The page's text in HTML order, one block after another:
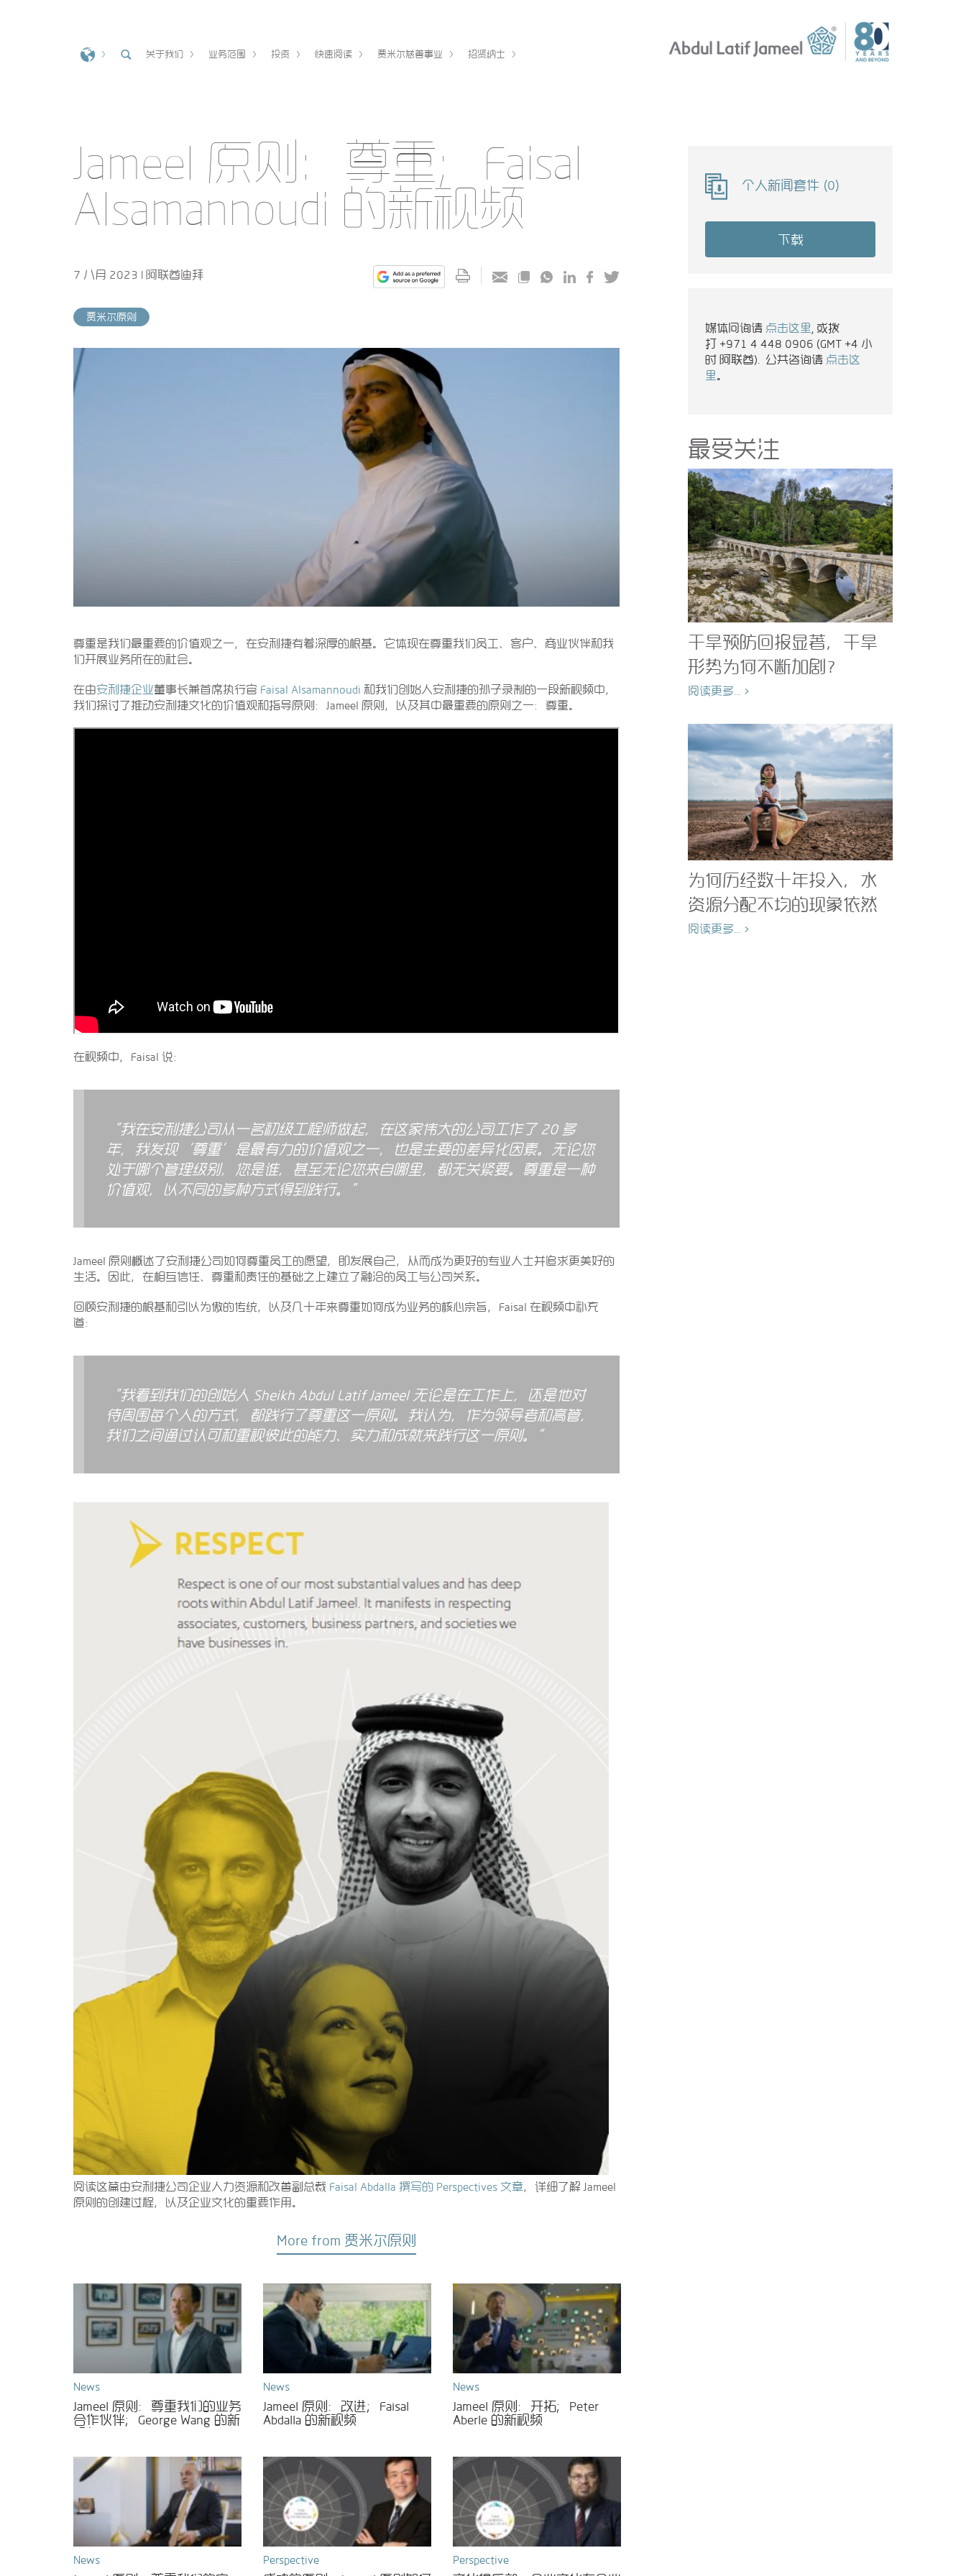
关于我们 业务范围 投资 快速阅读 贾米尔慈善事业 招贤纳士
Jameel 原则：尊重；Faisal
Alsamannoudi 的新视频
7 八月 2023 I 阿联酋迪拜
贾米尔原则
尊重是我们最重要的价值观之一，在安利捷有着深厚的根基。它体现在尊重我们员工、客户、商业伙伴和我
们开展业务所在的社会。
在由安利捷企业董事长兼首席执行官 Faisal Alsamannoudi 和我们创始人安利捷的孙子录制的一段新视频中，
我们探讨了推动安利捷文化的价值观和指导原则：Jameel 原则，以及其中最重要的原则之一：尊重。
在视频中，Faisal 说：
“我在安利捷公司从一名初级工程师做起，在这家伟大的公司工作了20 多
年，我发现‘尊重’
是最有力的价值观之一，也是主要的差异化因素。无论您
处于哪个管理级别，您是谁，甚至无论您来自哪里，都无关紧要。尊重是一种
价值观，以不同的多种方式得到践行。
”
Jameel 原则概述了安利捷公司如何尊重员工的愿望，即发展自己，从而成为更好的专业人士并追求更美好的
生活。因此，在相互信任、尊重和责任的基础之上建立了融洽的员工与公司关系。
回顾安利捷的根基和引以为傲的传统，以及几十年来尊重如何成为业务的核心宗旨，Faisal 在视频中补充
道：
“我看到我们的创始人 Sheikh Abdul Latif Jameel 无论是在工作上，还是他对
待周围每个人的方式，都践行了尊重这一原则。我认为，作为领导者和高管，
我们之间通过认可和重视彼此的能力、实力和成就来践行这一原则。”
阅读这篇由安利捷公司企业人力资源和改善副总裁 Faisal Abdalla 撰写的 Perspectives 文章 ，详细了解 Jameel
原则的创建过程，以及企业文化的重要作用。
More from 贾米尔原则
News
Jameel 原则：尊重我们的业务
合作伙伴；George Wang 的新
News
News
Jameel 原则：改进；Faisal
Abdalla 的新视频
Perspective
News
Jameel 原则：开拓；Peter
Aberle 的新视频
Perspective
个人新闻套件 (0)
下载
媒体问询请 点击这里
, 或拨
打 +971 4 448 0906 (GMT +4 小
时 阿联酋). 公共咨询请 点击这
里
最受关注
干旱预防回报显著，干旱
形势为何不断加剧？
阅读更多... >
为何历经数十年投入，水
资源分配不均的现象依然
存在？
阅读更多... >